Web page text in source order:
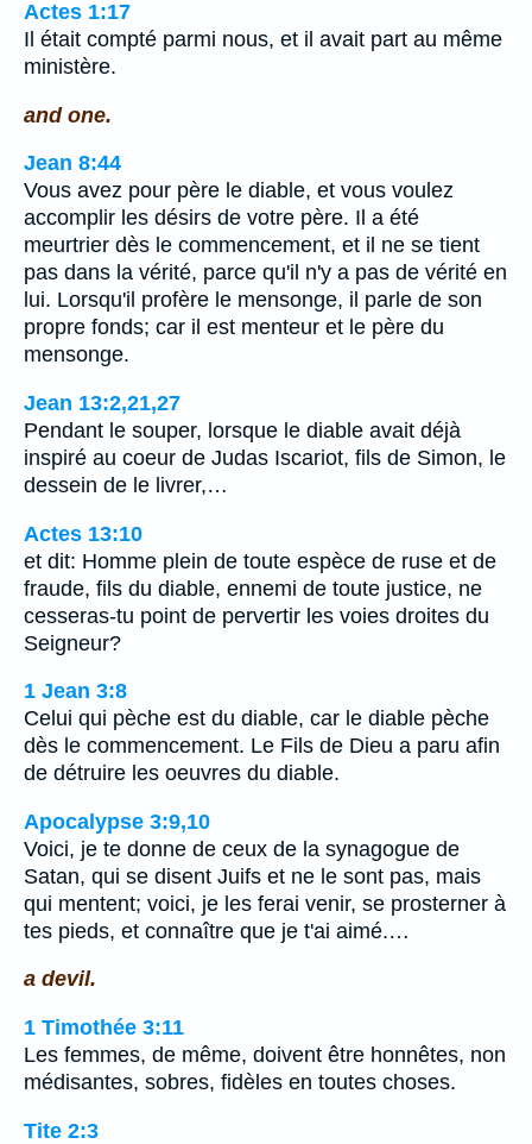
Actes 1:17
Il était compté parmi nous, et il avait part au même
ministère.
and one.
Jean 8:44
Vous avez pour père le diable, et vous voulez
accomplir les désirs de votre père. Il a été
meurtrier dès le commencement, et il ne se tient
pas dans la vérité, parce qu'il n'y a pas de vérité en
lui. Lorsqu'il profère le mensonge, il parle de son
propre fonds; car il est menteur et le père du
mensonge.
Jean 13:2,21,27
Pendant le souper, lorsque le diable avait déjà
inspiré au coeur de Judas Iscariot, fils de Simon, le
dessein de le livrer,…
Actes 13:10
et dit: Homme plein de toute espèce de ruse et de
fraude, fils du diable, ennemi de toute justice, ne
cesseras-tu point de pervertir les voies droites du
Seigneur?
1 Jean 3:8
Celui qui pèche est du diable, car le diable pèche
dès le commencement. Le Fils de Dieu a paru afin
de détruire les oeuvres du diable.
Apocalypse 3:9,10
Voici, je te donne de ceux de la synagogue de
Satan, qui se disent Juifs et ne le sont pas, mais
qui mentent; voici, je les ferai venir, se prosterner à
tes pieds, et connaître que je t'ai aimé.…
a devil.
1 Timothée 3:11
Les femmes, de même, doivent être honnêtes, non
médisantes, sobres, fidèles en toutes choses.
Tite 2:3